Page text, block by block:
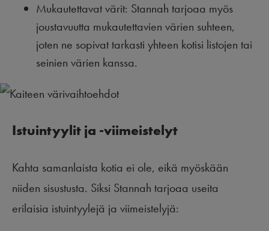
Mukautettavat värit: Stannah tarjoaa myös
joustavuutta mukautettavien värien suhteen,
joten ne sopivat tarkasti yhteen kotisi listojen tai
seinien värien kanssa.
Istuintyylit ja -viimeistelyt
Kahta samanlaista kotia ei ole, eikä myöskään
niiden sisustusta. Siksi Stannah tarjoaa useita
erilaisia istuintyylejä ja viimeistelyjä: